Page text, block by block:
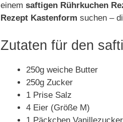
einem saftigen Rührkuchen
Rezept Kastenform suchen –
Zutaten für den
250g weiche Butter
250g Zucker
1 Prise Salz
4 Eier (Größe M)
1 Päckchen Vanillezucker